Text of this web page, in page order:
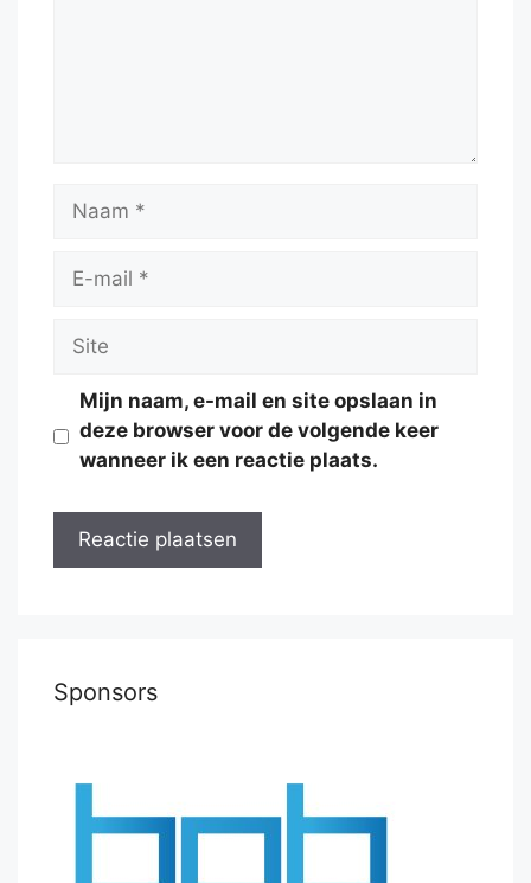
Naam
Site
Mijn naam, e-mail en site opslaan in
deze browser voor de volgende keer
wanneer ik een reactie plaats.
Sponsors